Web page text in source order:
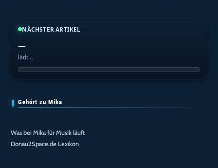
NÄCHSTER ARTIKEL
—
lädt…
Gehört zu Mika
Was bei Mika für Musik läuft
Donau2Space.de Lexikon